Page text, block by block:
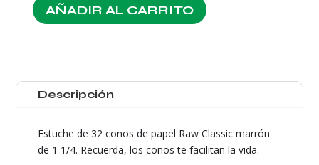
Raw
1
AÑADIR AL CARRITO
Descripción
Estuche de 32 conos de papel Raw Classic marrón
de 1 1/4. Recuerda, los conos te facilitan la vida.